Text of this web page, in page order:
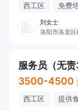
西工区 免费
刘女士
洛阳市洛龙
服务员（无
3500-4500
西工区 提供